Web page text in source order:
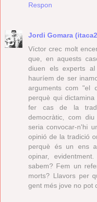
Respon
Jordi Gomara
Víctor crec molt
que, en aquests
diuen els experts
hauríem de ser
arguments com "el
perquè qui
fer cas de la
democràtic, com
seria convocar-n'hi
opinió de la tradició
perquè és un ens
opinar,
sabem? Fem un
morts? Llavors per
gent més jove no pot